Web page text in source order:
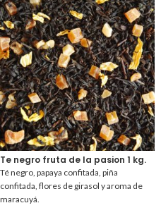
Te negro fruta de la pasion 1 kg.
Té negro, papaya confitada, piña
confitada, flores de girasol y aroma de
maracuyá.